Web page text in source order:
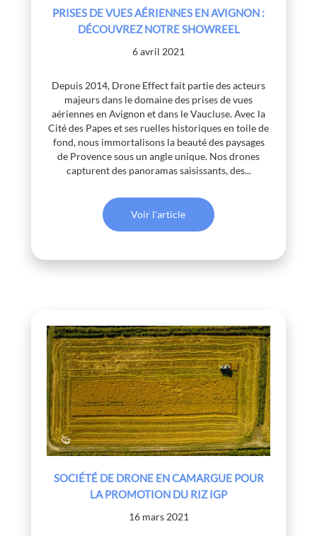
PRISES DE VUES AÉRIENNES EN AVIGNON :
DÉCOUVREZ NOTRE SHOWREEL
6 avril 2021
Depuis 2014, Drone Effect fait partie des acteurs
majeurs dans le domaine des prises de vues
aériennes en Avignon et dans le Vaucluse. Avec la
Cité des Papes et ses ruelles historiques en toile de
fond, nous immortalisons la beauté des paysages
de Provence sous un angle unique. Nos drones
capturent des panoramas saisissants, des...
Voir l'article
SOCIÉTÉ DE DRONE EN CAMARGUE POUR
LA PROMOTION DU RIZ IGP
16 mars 2021